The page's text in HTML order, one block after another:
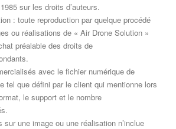
sur les droits d’auteurs.
: toute reproduction par quelque procédé
ou réalisations de « Air Drone Solution »
préalable des droits de
avec le fichier numérique de
tel que défini par le client qui mentionne lors
le support et le nombre
une image ou une réalisation n’inclue